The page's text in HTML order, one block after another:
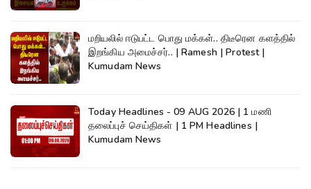
மறியலில் ஈடுபட்ட பொது மக்கள்.. திடீரென களத்தில்
இறங்கிய அமைச்சர்.. | Ramesh | Protest |
Kumudam News
Today Headlines - 09 AUG 2026 | 1 மணி
தலைப்புச் செய்திகள் | 1 PM Headlines |
Kumudam News